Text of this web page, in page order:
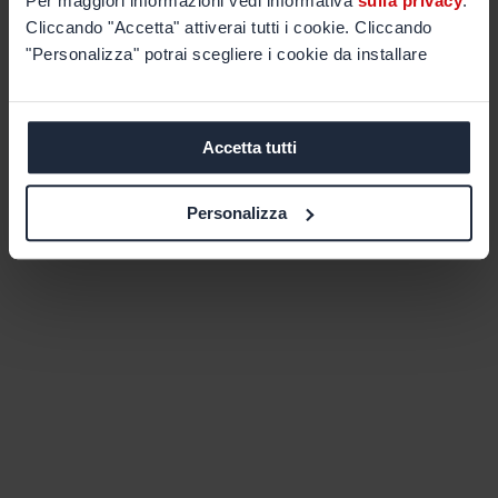
Cliccando "Accetta" attiverai tutti i cookie. Cliccando
"Personalizza" potrai scegliere i cookie da installare
Accetta tutti
Personalizza